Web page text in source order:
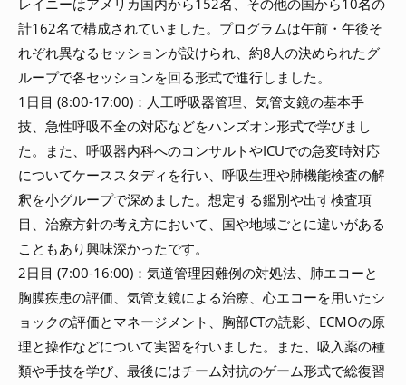
レイニーはアメリカ国内から152名、その他の国から10名の
計162名で構成されていました。プログラムは午前・午後そ
れぞれ異なるセッションが設けられ、約8人の決められたグ
ループで各セッションを回る形式で進行しました。
1日目 (8:00-17:00)：人工呼吸器管理、気管支鏡の基本手
技、急性呼吸不全の対応などをハンズオン形式で学びまし
た。また、呼吸器内科へのコンサルトやICUでの急変時対応
についてケーススタディを行い、呼吸生理や肺機能検査の解
釈を小グループで深めました。想定する鑑別や出す検査項
目、治療方針の考え方において、国や地域ごとに違いがある
こともあり興味深かったです。
2日目 (7:00-16:00)：気道管理困難例の対処法、肺エコーと
胸膜疾患の評価、気管支鏡による治療、心エコーを用いたシ
ョックの評価とマネージメント、胸部CTの読影、ECMOの原
理と操作などについて実習を行いました。また、吸入薬の種
類や手技を学び、最後にはチーム対抗のゲーム形式で総復習